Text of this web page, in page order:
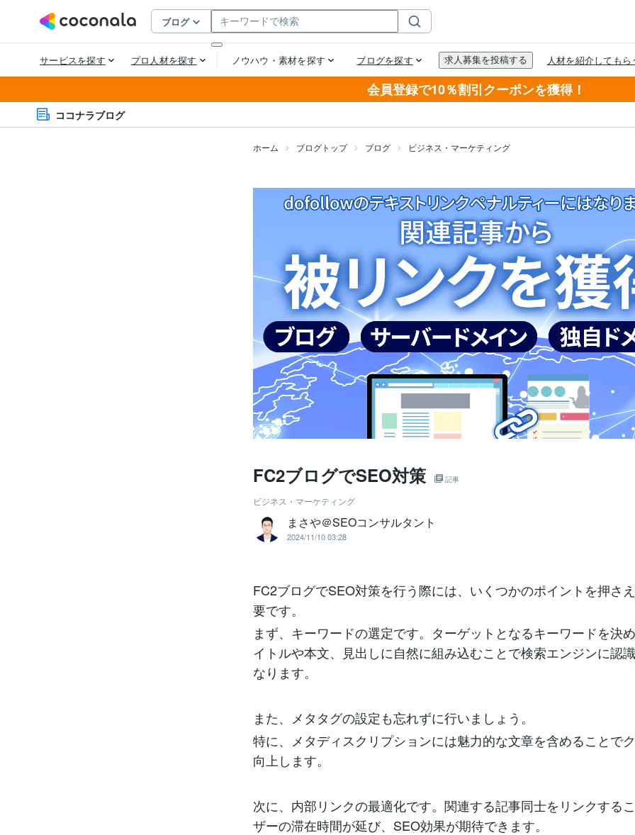
会員登録で10％割引クーポンを獲得！
ココナラブログ
ホーム ブログトップ ブログ ビジネス・マーケティング
FC2ブログでSEO対策 記事
ビジネス・マーケティング
まさや＠SEOコンサルタント
2024/11/10 03:28
FC2ブログでSEO対策を行う際には、いくつかのポイントを押さ
要です。
まず、キーワードの選定です。ターゲットとなるキーワードを決
イトルや本文、見出しに自然に組み込むことで検索エンジンに認
なります。
また、メタタグの設定も忘れずに行いましょう。
特に、メタディスクリプションには魅力的な文章を含めることで
向上します。
次に、内部リンクの最適化です。関連する記事同士をリンクする
ザーの滞在時間が延び、SEO効果が期待できます。